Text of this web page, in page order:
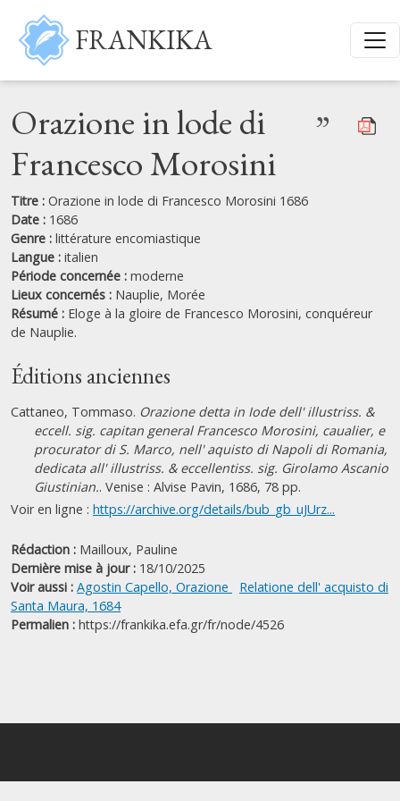
Aller au contenu principal
FRANKIKA
Orazione in lode di
Francesco Morosini
”
Titre : Orazione in lode di Francesco Morosini 1686
Date : 1686
Genre : littérature encomiastique
Langue : italien
Période concernée : moderne
Lieux concernés : Nauplie, Morée
Résumé : Eloge à la gloire de Francesco Morosini, conquéreur
de Nauplie.
Éditions anciennes
Cattaneo, Tommaso. Orazione detta in Iode dell' illustriss. &
eccell. sig. capitan general Francesco Morosini, caualier, e
procurator di S. Marco, nell' aquisto di Napoli di Romania,
dedicata all' illustriss. & eccellentiss. sig. Girolamo Ascanio
Giustinian.. Venise : Alvise Pavin, 1686, 78 pp.
Voir en ligne : https://archive.org/details/bub_gb_uJUrz...
Rédaction : Mailloux, Pauline
Dernière mise à jour : 18/10/2025
Voir aussi : Agostin Capello, Orazione
Relatione dell' acquisto di
Santa Maura, 1684
Permalien : https://frankika.efa.gr/fr/node/4526